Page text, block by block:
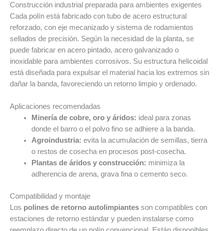
Construcción industrial preparada para ambientes exigentes
Cada polín está fabricado con tubo de acero estructural
reforzado, con eje mecanizado y sistema de rodamientos
sellados de precisión. Según la necesidad de la planta, se
puede fabricar en acero pintado, acero galvanizado o
inoxidable para ambientes corrosivos. Su estructura helicoidal
está diseñada para expulsar el material hacia los extremos sin
dañar la banda, favoreciendo un retorno limpio y ordenado.
Aplicaciones recomendadas
Minería de cobre, oro y áridos: ideal para zonas
donde el barro o el polvo fino se adhiere a la banda.
Agroindustria: evita la acumulación de semillas, tierra
o restos de cosecha en procesos post-cosecha.
Plantas de áridos y construcción: minimiza la
adherencia de arena, grava fina o cemento seco.
Compatibilidad y montaje
Los polines de retorno autolimpiantes son compatibles con
estaciones de retorno estándar y pueden instalarse como